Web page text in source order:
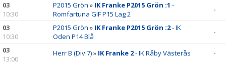
03
10:30
P2015 Grön » IK Franke P2015 Grön :1 -
Romfartuna GIF P15 Lag 2
-
03
10:30
P2015 Grön » IK Franke P2015 Grön :2- IK
Oden P14 Blå
-
03
13:00
Herr B (Div 7)» IK Franke 2- IK Råby Västerås -